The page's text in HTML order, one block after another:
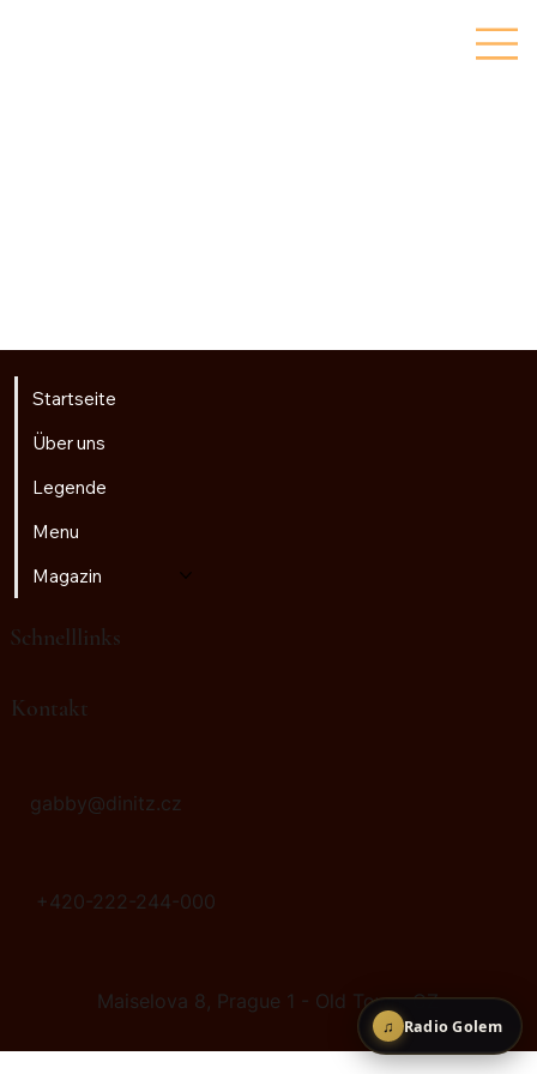
Kontakt
gabby@dinitz.cz
+420-222-244-000
Maiselova 8, Prague 1 - Old Town, CZ
Schnelllinks
Startseite
Über uns
Legende
Menu
Magazin
♫ Radio Golem